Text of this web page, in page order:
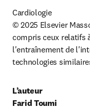
Cardiologie
© 2025 Elsevier
compris ceux relatifs
l'entraînement de
technologies
L’auteur
Farid Toumi